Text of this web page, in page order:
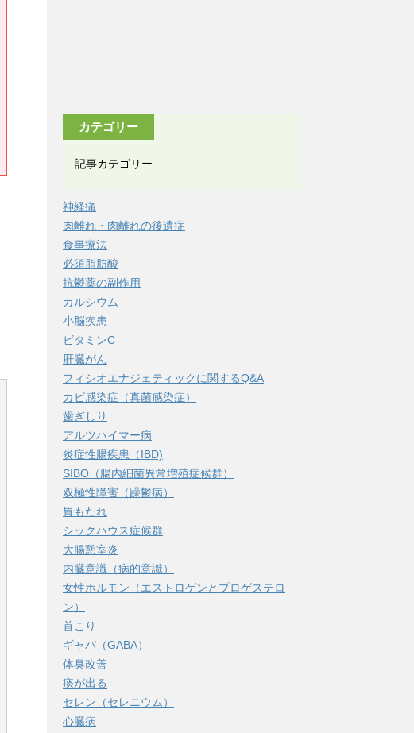
カテゴリー
記事カテゴリー
神経痛
肉離れ・肉離れの後遺症
食事療法
必須脂肪酸
抗鬱薬の副作用
カルシウム
小脳疾患
ビタミンC
肝臓がん
フィシオエナジェティックに関するQ&A
カビ感染症（真菌感染症）
歯ぎしり
アルツハイマー病
炎症性腸疾患（IBD)
SIBO（腸内細菌異常増殖症候群）
双極性障害（躁鬱病）
胃もたれ
シックハウス症候群
大腸憩室炎
内臓意識（病的意識）
女性ホルモン（エストロゲンとプロゲステロ
ン）
首こり
ギャバ（GABA）
体臭改善
痰が出る
セレン（セレニウム）
心臓病